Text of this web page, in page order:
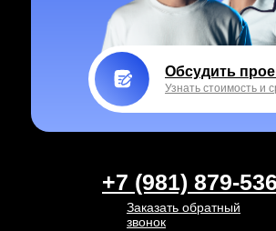
Обсудить
Узнать стоимость и
+7 (981) 879-
Заказать обратный
звонок